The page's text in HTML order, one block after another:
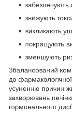
забезпечують
знижують
викликають
покращують
зменшують
Збалансований
до
усуненню причин
захворювань
гормонального